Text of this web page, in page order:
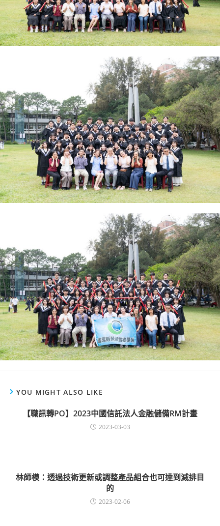
YOU MIGHT ALSO LIKE
【職訊轉PO】2023中國信託法人金融儲備RM計畫
2023-03-03
林師模：透過技術更新或調整產品組合也可達到減排目
的
2023-02-06